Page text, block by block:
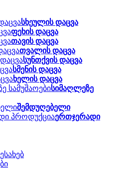
სხეულის დაცვა
ფეხის დაცვა
თავის დაცვა
თვალის დაცვა
სუნთქვის დაცვა
სმენის დაცვა
ხელის დაცვა
სიმაღლეზე
შემდუღებელი
ერთჯერადი